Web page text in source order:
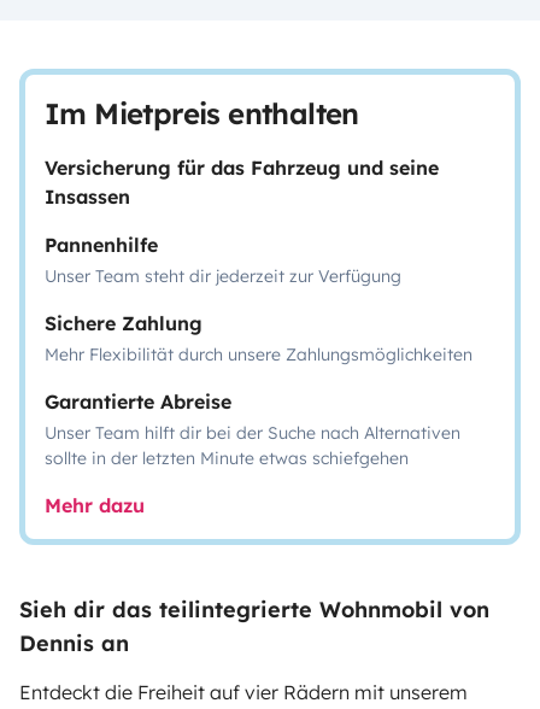
Im Mietpreis enthalten
Versicherung für das Fahrzeug und seine
Insassen
Pannenhilfe
Unser Team steht dir jederzeit zur Verfügung
Sichere Zahlung
Mehr Flexibilität durch unsere Zahlungsmöglichkeiten
Garantierte Abreise
Unser Team hilft dir bei der Suche nach Alternativen
sollte in der letzten Minute etwas schiefgehen
Mehr dazu
Sieh dir das teilintegrierte Wohnmobil von
Dennis an
Entdeckt die Freiheit auf vier Rädern mit unserem